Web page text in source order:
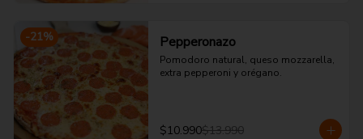
-21% Pepperonazo
Pomodoro natural, queso mozzarella,
extra pepperoni y orégano.
$10.990$13.990